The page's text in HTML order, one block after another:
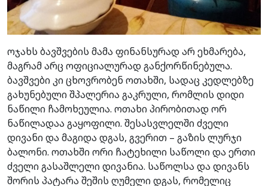
ოჯახს ბავშვების მამა ფინანსურად არ ეხმარება,
მაგრამ არც ოფიციალურად განქორწინებულა.
ბავშვები კი ცხოვრობენ ოთახში, სადაც კედლებზე
გახუნებული შპალერია გაკრული, რომლის დიდი
ნაწილი ჩამოხეულია. ოთახი პირობითად ორ
ნაწილადაა გაყოფილი. შესასვლელში ძველი
დივანი და მაგიდა დგას, გვერით – გაზის ლურჯი
ბალონი. ოთახში ორი ჩატეხილი საწოლი და ერთი
ძველი გასაშლელი დივანია. საწოლსა და დივანს
შორის პატარა შეშის ღუმელი დგას, რომელიც